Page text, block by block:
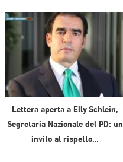
Lettera aperta a Elly Schlein,
Segretaria Nazionale del PD: un
invito al rispetto…